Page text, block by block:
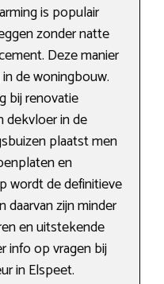
is populair
zonder natte
Deze manier
de woningbouw.
bij renovatie
dekvloer in de
plaatst men
en
wordt de definitieve
zijn minder
en uitstekende
info op vragen bij
in Elspeet.